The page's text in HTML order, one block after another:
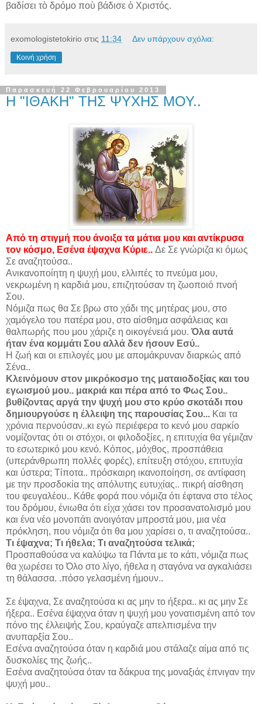
βαδίσει τὸ δρόμο ποὺ βάδισε ὁ Χριστός.
exomologistetokirio στις 11:34 Δεν υπάρχουν σχόλια:
Κοινή χρήση
Παρασκευή 22 Φεβρουαρίου 2013
Η "ΙΘΑΚΗ" ΤΗΣ ΨΥΧΗΣ ΜΟΥ..
Από τη στιγμή που άνοιξα τα μάτια μου και αντίκρυσα
τον κόσμο, Εσένα έψαχνα Κύριε.. Δε Σε γνώριζα κι όμως
Σε αναζητούσα..
Ανικανοποίητη η ψυχή μου, ελλιπές το πνεύμα μου,
νεκρωμένη η καρδιά μου, επιζητούσαν τη ζωοποιό πνοή
Σου.
Νόμιζα πως θα Σε βρω στο χάδι της μητέρας μου, στο
χαμόγελο του πατέρα μου, στο αίσθημα ασφάλειας και
θαλπωρής που μου χάριζε η οικογένειά μου. Όλα αυτά
ήταν ένα κομμάτι Σου αλλά δεν ήσουν Εσύ..
Η ζωή και οι επιλογές μου με απομάκρυναν διαρκώς από
Σένα..
Κλεινόμουν στον μικρόκοσμο της ματαιοδοξίας και του
εγωισμού μου.. μακριά και πέρα από το Φως Σου..
βυθίζοντας αργά την ψυχή μου στο κρύο σκοτάδι που
δημιουργούσε η έλλειψη της παρουσίας Σου... Και τα
χρόνια περνούσαν..κι εγώ περιέφερα το κενό μου σαρκίο
νομίζοντας ότι οι στόχοι, οι φιλοδοξίες, η επιτυχία θα γέμιζαν
το εσωτερικό μου κενό. Κόπος, μόχθος, προσπάθεια
(υπεράνθρωπη πολλές φορές), επίτευξη στόχου, επιτυχία
και ύστερα; Τίποτα.. πρόσκαιρη ικανοποίηση, σε αντίφαση
με την προσδοκία της απόλυτης ευτυχίας.. πικρή αίσθηση
του φευγαλέου.. Κάθε φορά που νόμιζα ότι έφτανα στο τέλος
του δρόμου, ένιωθα ότι είχα χάσει τον προσανατολισμό μου
και ένα νέο μονοπάτι ανοιγόταν μπροστά μου, μια νέα
πρόκληση, που νόμιζα ότι θα μου χαρίσει ο, τι αναζητούσα..
Τι έψαχνα; Τι ήθελα; Τι αναζητούσα τελικά;
Προσπαθούσα να καλύψω τα Πάντα με το κάτι, νόμιζα πως
θα χωρέσει το Όλο στο λίγο, ήθελα η σταγόνα να αγκαλιάσει
τη θάλασσα. .πόσο γελασμένη ήμουν..
Σε έψαχνα, Σε αναζητούσα κι ας μην το ήξερα.. κι ας μην Σε
ήξερα.. Εσένα έψαχνα όταν η ψυχή μου γονατισμένη από τον
πόνο της έλλειψής Σου, κραύγαζε απελπισμένα την
ανυπαρξία Σου..
Εσένα αναζητούσα όταν η καρδιά μου στάλαζε αίμα από τις
δυσκολίες της ζωής..
Εσένα αναζητούσα όταν τα δάκρυα της μοναξιάς έπνιγαν την
ψυχή μου..